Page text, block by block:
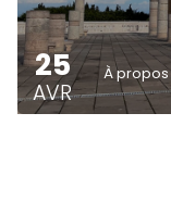
25
AVR
À